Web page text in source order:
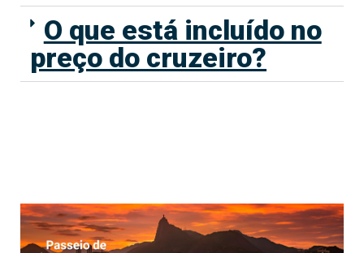
O que está incluído no
preço do cruzeiro?